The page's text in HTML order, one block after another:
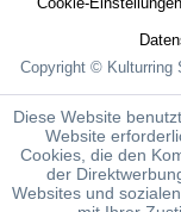
Copyright © Kulturring
Diese Website
Website
Cookies, die den
der
Websites und